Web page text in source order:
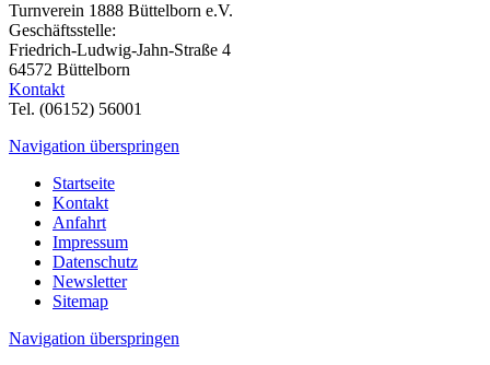
Turnverein 1888 Büttelborn e.V.
Geschäftsstelle:
Friedrich-Ludwig-Jahn-Straße 4
64572 Büttelborn
Kontakt
Tel. (06152) 56001
Navigation überspringen
Startseite
Kontakt
Anfahrt
Impressum
Datenschutz
Newsletter
Sitemap
Navigation überspringen